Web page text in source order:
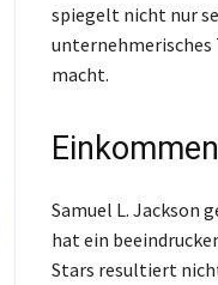
spiegelt nicht nur
unternehmerisches
macht.
Samuel L. Jackson
hat ein
Stars resultiert